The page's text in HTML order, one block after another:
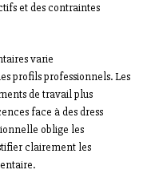
et des contraintes
varie
profils professionnels. Les
de travail plus
face à des dress
oblige les
clairement les